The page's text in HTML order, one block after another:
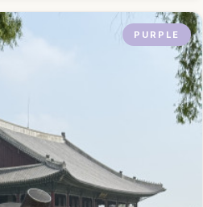
PURPLE